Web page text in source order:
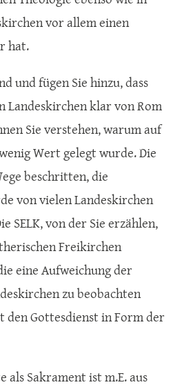
vor allem einen
hat.
und fügen Sie hinzu, dass
Landeskirchen klar von Rom
Sie verstehen, warum auf
Wert gelegt wurde. Die
beschritten, die
von vielen Landeskirchen
SELK, von der Sie erzählen,
Freikirchen
eine Aufweichung der
zu beobachten
Gottesdienst in Form der
als Sakrament ist m.E. aus